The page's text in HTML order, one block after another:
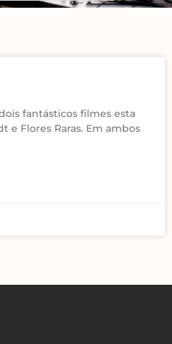
fantásticos filmes esta
e Flores Raras. Em ambos